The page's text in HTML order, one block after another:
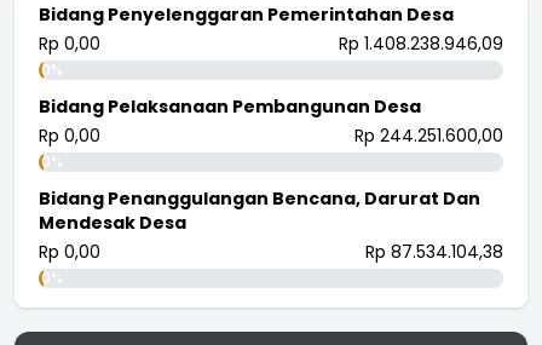
Bidang Penyelenggaran Pemerintahan Desa
Rp 0,00
Rp 1.408.238.946,09
0%
Bidang Pelaksanaan Pembangunan Desa
Rp 0,00
Rp 244.251.600,00
0%
Bidang Penanggulangan Bencana, Darurat Dan
Mendesak Desa
Rp 0,00
Rp 87.534.104,38
0%